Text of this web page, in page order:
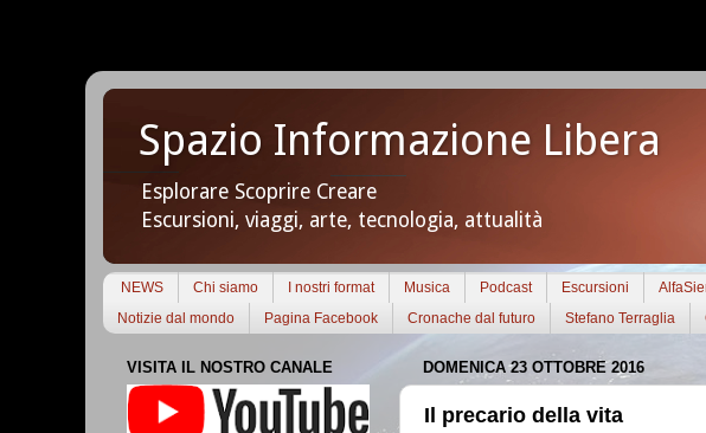
Spazio Informazione Libera
Esplorare Scoprire Creare
Escursioni, viaggi, arte, tecnologia, attualità
NEWS Chi siamo I nostri format Musica Podcast Escursioni
Notizie dal mondo
Pagina Facebook Cronache dal futuro Stefano Terraglia
DOMENICA 23 OTTOBRE 2016
Il precario della vita
VISITA IL NOSTRO CANALE